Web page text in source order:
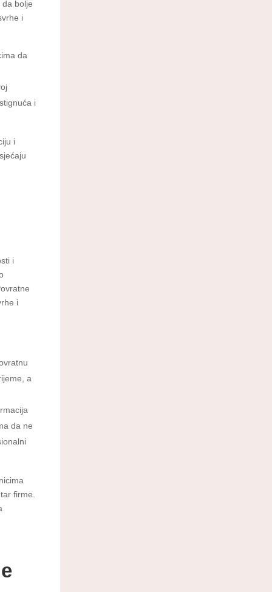
bolje
i
da
i
i
i
i
a
da ne
firme.